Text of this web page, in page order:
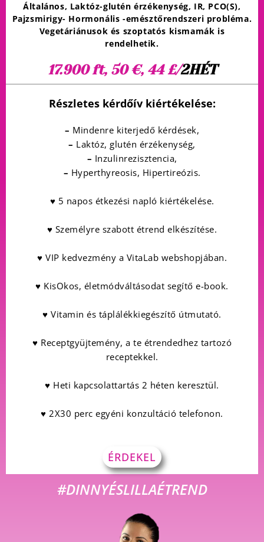
Általános, Laktóz-glutén érzékenység, IR, PCO(S),
Pajzsmirigy- Hormonális -emésztőrendszeri probléma.
Vegetáriánusok és szoptatós kismamák is
rendelhetik.
17.900 ft, 50 €, 44 £/2HÉT
Részletes kérdőív kiértékelése:
– Mindenre kiterjedő kérdések,
– Laktóz, glutén érzékenység,
– Inzulinrezisztencia,
– Hyperthyreosis, Hipertireózis.
♥ 5 napos étkezési napló kiértékelése.
♥ Személyre szabott étrend elkészítése.
♥ VIP kedvezmény a VitaLab webshopjában.
♥ KisOkos, életmódváltásodat segítő e-book.
♥ Vitamin és táplálékkiegészítő útmutató.
♥ Receptgyüjtemény, a te étrendedhez tartozó
receptekkel.
♥ Heti kapcsolattartás 2 héten keresztül.
♥ 2X30 perc egyéni konzultáció telefonon.
ÉRDEKEL
#DINNYÉSLILLAÉTREND